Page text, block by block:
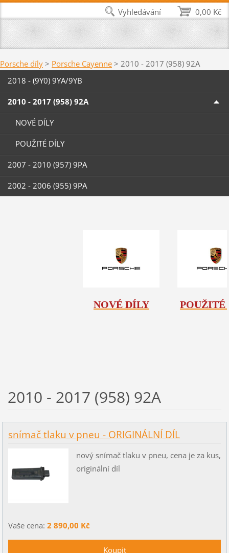
Porsche díly > Porsche Cayenne > 2010 - 2017 (958) 92A
2018 - (9Y0) 9YA/9YB
2010 - 2017 (958) 92A
NOVÉ DÍLY
POUŽITÉ DÍLY
2007 - 2010 (957) 9PA
2002 - 2006 (955) 9PA
NOVÉ DÍLY POUŽITÉ
2010 - 2017 (958) 92A
snímač tlaku v pneu - ORIGINÁLNÍ DÍL
nový snímač tlaku v pneu, cena je za kus,
originální díl
Vaše cena: 2 890,00 Kč
0,00 Kč
Vyhledávání